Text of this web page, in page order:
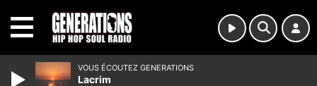
VOUS ÉCOUTEZ GENERATIONS
Lacrim